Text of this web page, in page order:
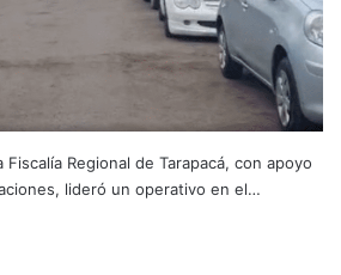
Regional de Tarapacá, con apoyo
lideró un operativo en el…